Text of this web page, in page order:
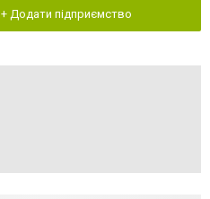
+ Додати підприємство